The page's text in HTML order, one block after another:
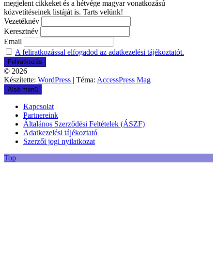
megjelent cikkeket és a hétvége magyar vonatkozású
közvetítéseinek listáját is. Tarts velünk!
Vezetéknév
Keresztnév
Email
A feliratkozással elfogadod az adatkezelési tájékoztatót.
© 2026
Készítette: WordPress | Téma: AccessPress Mag
Alsó menü
Kapcsolat
Partnereink
Általános Szerződési Feltételek (ÁSZF)
Adatkezelési tájékoztató
Szerzői jogi nyilatkozat
Top